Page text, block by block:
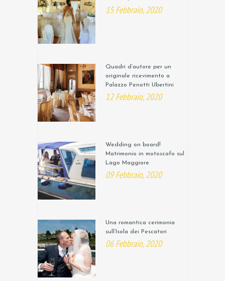
15 Febbraio, 2020
Quadri d’autore per un
originale ricevimento a
Palazzo Penotti Ubertini
12 Febbraio, 2020
Wedding on board!
Matrimonio in motoscafo sul
Lago Maggiore
09 Febbraio, 2020
Una romantica cerimonia
sull’Isola dei Pescatori
06 Febbraio, 2020